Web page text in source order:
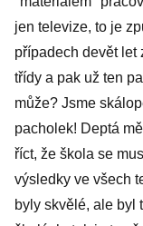
jen televize, to je
případech devět let
třídy a pak už ten
může? Jsme
pacholek! Deptá
říct, že škola se
výsledky ve všech
byly skvělé, ale byl